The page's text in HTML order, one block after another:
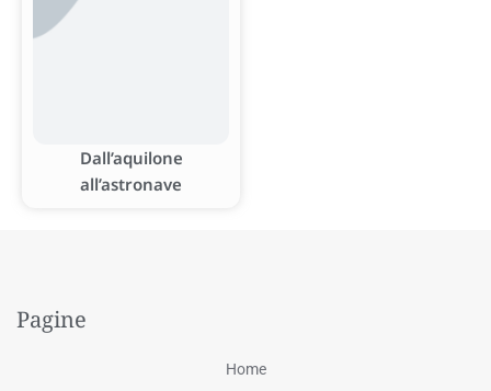
Dall’aquilone
all’astronave
Pagine
Home